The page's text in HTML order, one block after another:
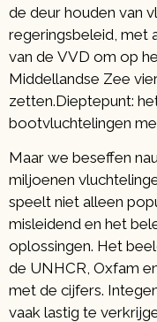
de deur houden van
regeringsbeleid, met
van de VVD om op
Middellandse Zee
zetten.Dieptepunt:
bootvluchtelingen
Maar we beseffen
miljoenen
speelt niet alleen
misleidend en het
oplossingen. Het
de UNHCR, Oxfam
met de cijfers.
vaak lastig te